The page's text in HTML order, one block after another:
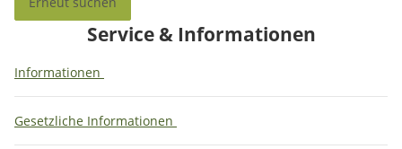
Service & Informationen
Informationen
Gesetzliche Informationen